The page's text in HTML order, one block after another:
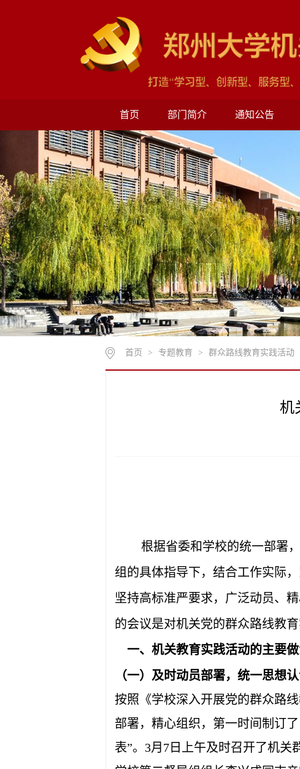
首页 部门简介 通知公告
首页 > 专题教育 > 群众路线教育实践活动
机
根据省委和学校的统一部署
组的具体指导下， 结合工作实际，
坚持高标准严要求，广泛动员、
的会议是对机关党的群众路线教
一、机关教育实践活动的主要
（一）及时动员部署，统一思想
按照《学校深入开展党的群众路
部署，精心组织，第一时间制订
表”。3月7日上午及时召开了机关